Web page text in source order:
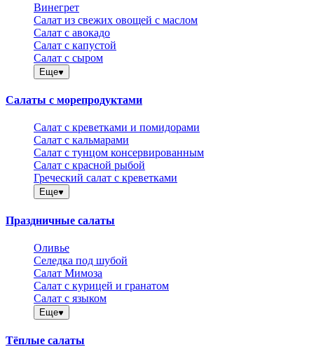
Винегрет
Салат из свежих овощей с маслом
Салат с авокадо
Салат с капустой
Салат с сыром
Еще
Салаты с морепродуктами
Салат с креветками и помидорами
Салат с кальмарами
Салат с тунцом консервированным
Салат с красной рыбой
Греческий салат с креветками
Еще
Праздничные салаты
Оливье
Селедка под шубой
Салат Мимоза
Салат с курицей и гранатом
Салат с языком
Еще
Тёплые салаты